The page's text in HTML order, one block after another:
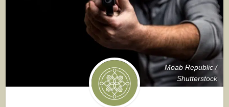
Moab Republic /
Shutterstock